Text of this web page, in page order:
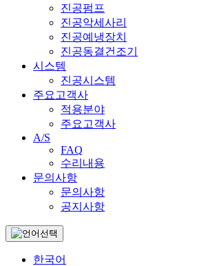
진공펌프
진공악세사리
진공예냉장치
진공동결건조기
시스템
진공시스템
주요고객사
적용분야
주요고객사
A/S
FAQ
수리내용
문의사항
문의사항
공지사항
한국어